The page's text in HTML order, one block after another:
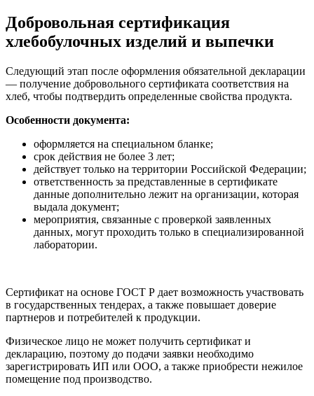
Добровольная сертификация
хлебобулочных изделий и выпечки
Следующий этап после оформления обязательной декларации
— получение добровольного сертификата соответствия на
хлеб, чтобы подтвердить определенные свойства продукта.
Особенности документа:
оформляется на специальном бланке;
срок действия не более 3 лет;
действует только на территории Российской Федерации;
ответственность за представленные в сертификате
данные дополнительно лежит на организации, которая
выдала документ;
мероприятия, связанные с проверкой заявленных
данных, могут проходить только в специализированной
лаборатории.
Сертификат на основе ГОСТ Р дает возможность участвовать
в государственных тендерах, а также повышает доверие
партнеров и потребителей к продукции.
Физическое лицо не может получить сертификат и
декларацию, поэтому до подачи заявки необходимо
зарегистрировать ИП или ООО, а также приобрести нежилое
помещение под производство.